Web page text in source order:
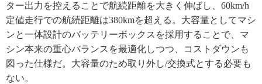
ター出力を控えることで航続距離を大きく伸ばし、60km/h
定値走行での航続距離は380kmを超える。大容量としてマシ
ンと一体設計のバッテリーボックスを採用することで、マ
シン本来の重心バランスを最適化しつつ、コストダウンも
図った仕様だ。大容量のため取り外し/交換式とする必要も
ない。